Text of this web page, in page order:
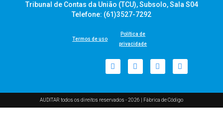
Tribunal de Contas da União (TCU), Subsolo, Sala S04
Telefone: (61)3527-7292
Termos de uso
Política de
privacidade
AUDITAR todos os direitos reservados - 2026 | Fábrica de Código